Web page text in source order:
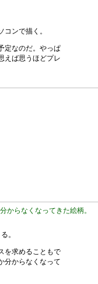
ンで描く。
定なのだ。やっぱ
えば思うほどプレ
からなくなってきた絵柄。
。
を求めることもで
分からなくなって